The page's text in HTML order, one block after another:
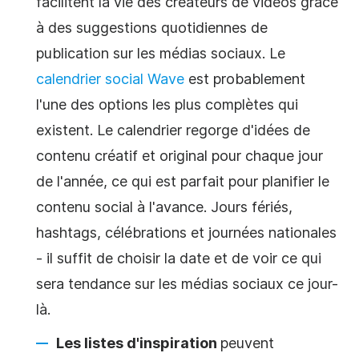
à des suggestions quotidiennes de
publication sur les médias sociaux. Le
calendrier social Wave est probablement
l'une des options les plus complètes qui
existent. Le calendrier regorge d'idées de
contenu créatif et original pour chaque jour
de l'année, ce qui est parfait pour planifier le
contenu social à l'avance. Jours fériés,
hashtags, célébrations et journées nationales
- il suffit de choisir la date et de voir ce qui
sera tendance sur les médias sociaux ce jour-
là.
Les listes d'inspiration peuvent